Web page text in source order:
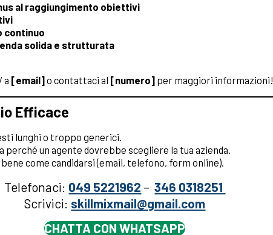
al raggiungimento obiettivi
continuo
solida e strutturata
a [email]o contattaci al [numero] per maggiori informazioni!
Efficace
lunghi o troppo generici.
un agente dovrebbe scegliere la tua azienda.
come candidarsi (email, telefono, form online).
Telefonaci: 049 5221962 –346 0318251
Scrivici: skillmixmail@gmail.com
CHATTA CON WHATSAPP